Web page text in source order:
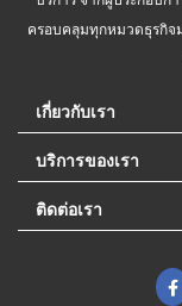
ครอบคลุมทุกหมวดธุรกิจ
เกี่ยวกับเรา
บริการของเรา
ติดต่อเรา